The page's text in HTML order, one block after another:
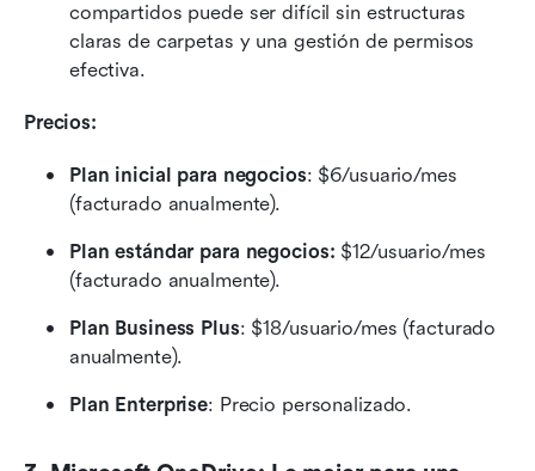
compartidos puede ser difícil sin estructuras
claras de carpetas y una gestión de permisos
efectiva.
Precios:
Plan inicial para negocios: $6/usuario/mes
(facturado anualmente).
Plan estándar para negocios: $12/usuario/mes
(facturado anualmente).
Plan Business Plus: $18/usuario/mes (facturado
anualmente).
Plan Enterprise: Precio personalizado.